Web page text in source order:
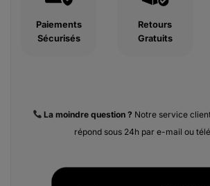
Paiements
Sécurisés
Retours
Gratuits
La moindre question ? Notre service
répond sous 24h par e-mail ou